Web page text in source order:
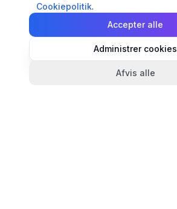
Cookiepolitik.
Accepter alle
Administrer cookies
Afvis alle